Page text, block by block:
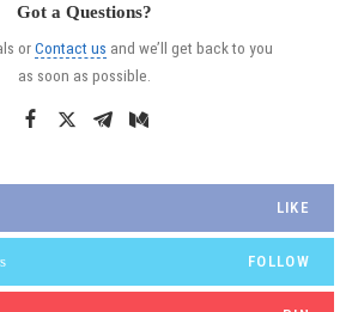
Got a Questions?
orContact us and we’ll get back to you
as soon as possible.
LIKE
FOLLOW